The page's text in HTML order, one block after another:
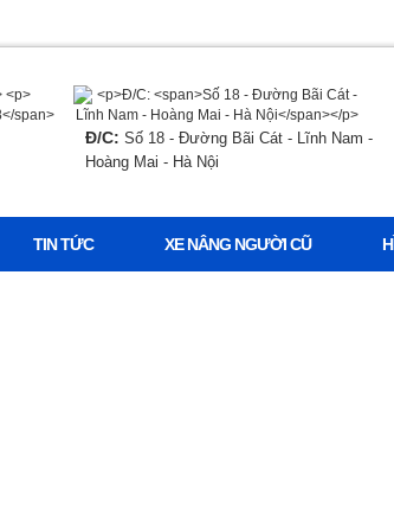
Đ/C: Số 18 - Đường Bãi Cát - Lĩnh Nam -
Hoàng Mai - Hà Nội
TIN TỨC XE NÂNG NGƯỜI CŨ